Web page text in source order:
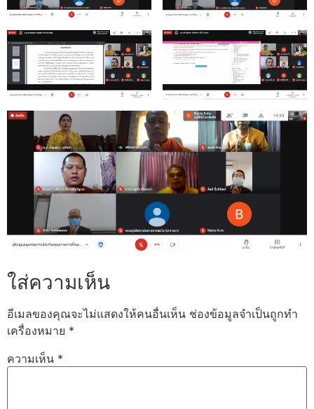
ใส่ความเห็น
อีเมลของคุณจะไม่แสดงให้คนอื่นเห็น ช่องข้อมูลจำเป็นถูกทำ
เครื่องหมาย *
ความเห็น *